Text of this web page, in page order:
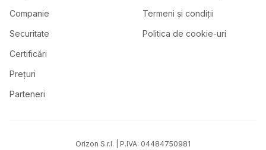
Companie
Securitate
Certificări
Prețuri
Parteneri
Termeni și condiții
Politica de cookie-uri
Orizon S.r.l. | P.IVA: 04484750981